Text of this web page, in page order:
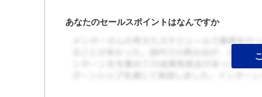
あなたのセールスポイントはなんですか